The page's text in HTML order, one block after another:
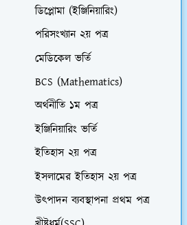
ডিপ্লোমা (ইঞ্জিনিয়ারিং)
পরিসংখ্যান ২য় পত্র
মেডিকেল ভর্তি
BCS (Mathematics)
অর্থনীতি ১ম পত্র
ইঞ্জিনিয়ারিং ভর্তি
ইতিহাস ২য় পত্র
ইসলামের ইতিহাস ২য় পত্র
উৎপাদন ব্যবস্থাপনা প্রথম পত্র